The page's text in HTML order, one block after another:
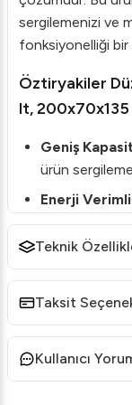
sergilemenizi ve
fonksiyonelliği bir
Öztiryakiler
lt,
Geniş
ürün sergileme
Enerji
enerji
Gelişmiş
+4 / +6 °C
Dayanıklı
koruyucu
Estetik
uyum sağlar,
Teknik
Taksit
Kullanıcı